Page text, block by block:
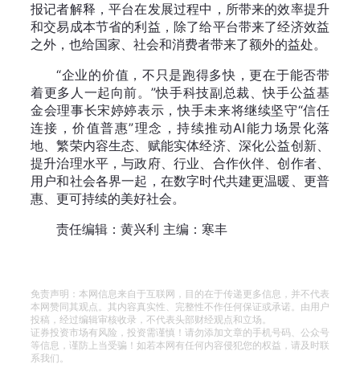
报记者解释，平台在发展过程中，所带来的效率提升
和交易成本节省的利益，除了给平台带来了经济效益
之外，也给国家、社会和消费者带来了额外的益处。
“企业的价值，不只是跑得多快，更在于能否带
着更多人一起向前。”快手科技副总裁、快手公益基
金会理事长宋婷婷表示，快手未来将继续坚守“信任
连接，价值普惠”理念，持续推动AI能力场景化落
地、繁荣内容生态、赋能实体经济、深化公益创新、
提升治理水平，与政府、行业、合作伙伴、创作者、
用户和社会各界一起，在数字时代共建更温暖、更普
惠、更可持续的美好社会。
责任编辑：黄兴利 主编：寒丰
免责声明：本网信息来自于互联网，目的在于传递更多信息，并不代表
本网赞同其观点。其内容真实性、完整性不作任何保证或承诺。由用户
投稿，经过编辑审核收录，不代表头部财经观点和立场。
证券投资市场有风险，投资需谨慎！请勿添加文章的手机号码、公众号
等信息，谨防上当受骗！如若本网有任何内容侵犯您的权益，请及时联
系我们。